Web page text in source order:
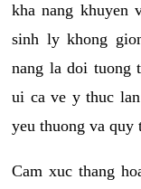
kha nang khuyen
sinh ly khong
nang la doi tuong
ui ca ve y thuc
yeu thuong va quy
Cam xuc thang